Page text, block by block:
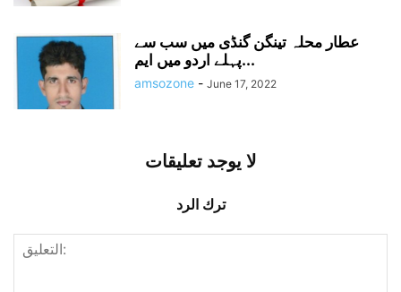
عطار محلہ تینگن گنڈی میں سب سے
پہلے اردو میں ایم...
amsozone - June 17, 2022
لا يوجد تعليقات
ترك الرد